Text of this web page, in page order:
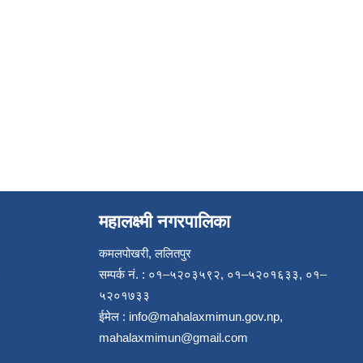
महालक्ष्मी नगरपालिका
कमलपोखरी, ललितपुर
सम्पर्क नं. : ०१–५२०३५९२, ०१–५२०१६३३, ०१–
५२०१७३३
ईमेल : info@mahalaxmimun.gov.np,
mahalaxmimun@gmail.com